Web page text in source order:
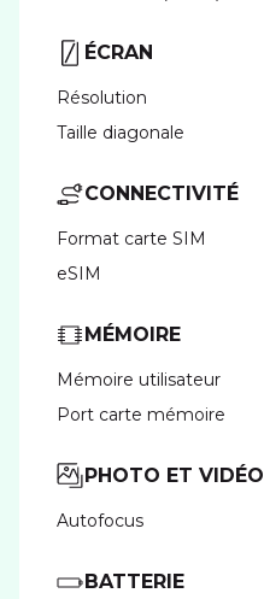
ÉCRAN
Résolution
Taille diagonale
CONNECTIVITÉ
Format carte SIM
eSIM
MÉMOIRE
Mémoire utilisateur
Port carte mémoire
PHOTO ET VIDÉO
Autofocus
BATTERIE